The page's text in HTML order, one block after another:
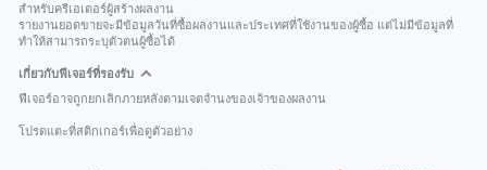
สำหรับครีเอเตอร์ผู้สร้างผลงาน
รายงานยอดขายจะมีข้อมูลวันที่ซื้อผลงานและประเทศที่ใช้งานของผู้ซื้อ แต่ไม่มีข้อมูลที่
ทำให้สามารถระบุตัวตนผู้ซื้อได้
เกี่ยวกับฟีเจอร์ที่รองรับ
ฟีเจอร์อาจถูกยกเลิกภายหลังตามเจตจำนงของเจ้าของผลงาน
โปรดแตะที่สติกเกอร์เพื่อดูตัวอย่าง